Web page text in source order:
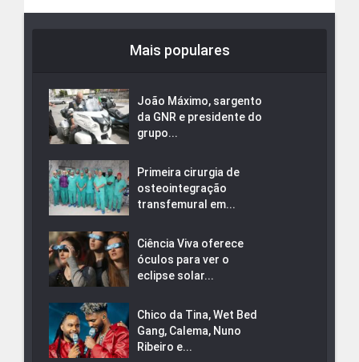
Mais populares
João Máximo, sargento
da GNR e presidente do
grupo...
Primeira cirurgia de
osteointegração
transfemural em...
Ciência Viva oferece
óculos para ver o
eclipse solar...
Chico da Tina, Wet Bed
Gang, Calema, Nuno
Ribeiro e...